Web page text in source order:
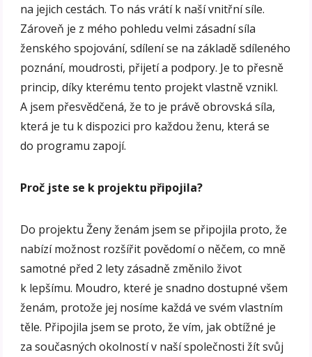
na jejich cestách. To nás vrátí k naší vnitřní síle.
Zároveň je z mého pohledu velmi zásadní síla
ženského spojování, sdílení se na základě sdíleného
poznání, moudrosti, přijetí a podpory. Je to přesně
princip, díky kterému tento projekt vlastně vznikl.
A jsem přesvědčená, že to je právě obrovská síla,
která je tu k dispozici pro každou ženu, která se
do programu zapojí.
Proč jste se k projektu připojila?
Do projektu Ženy ženám jsem se připojila proto, že
nabízí možnost rozšířit povědomí o něčem, co mně
samotné před 2 lety zásadně změnilo život
k lepšímu. Moudro, které je snadno dostupné všem
ženám, protože jej nosíme každá ve svém vlastním
těle. Připojila jsem se proto, že vím, jak obtížné je
za současných okolností v naší společnosti žít svůj